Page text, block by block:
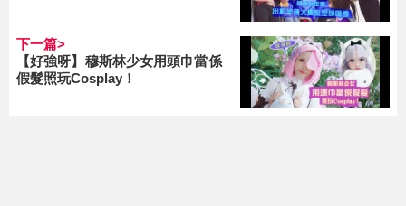
下一篇>
【好強呀】穆斯林少女用頭巾當係
假髮照玩Cosplay！